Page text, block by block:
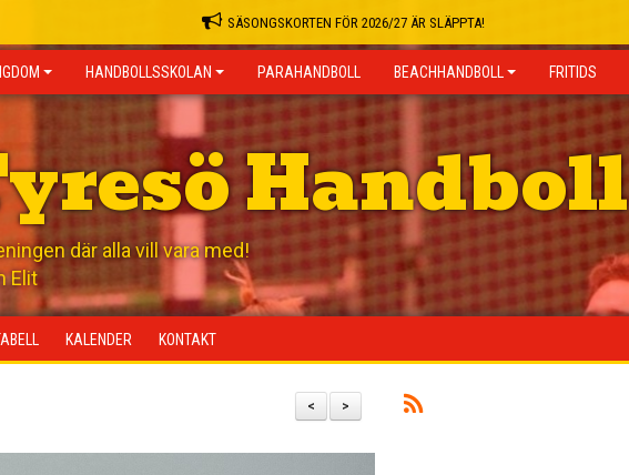
SÄSONGSKORTEN FÖR 2026/27 ÄR SLÄPPTA!
HANDBOLLSSKOLAN PARAHANDBOLL BEACHHANDBOLL FRITIDS
Handboll
där alla vill vara med!
Elit
KALENDER KONTAKT
>
<